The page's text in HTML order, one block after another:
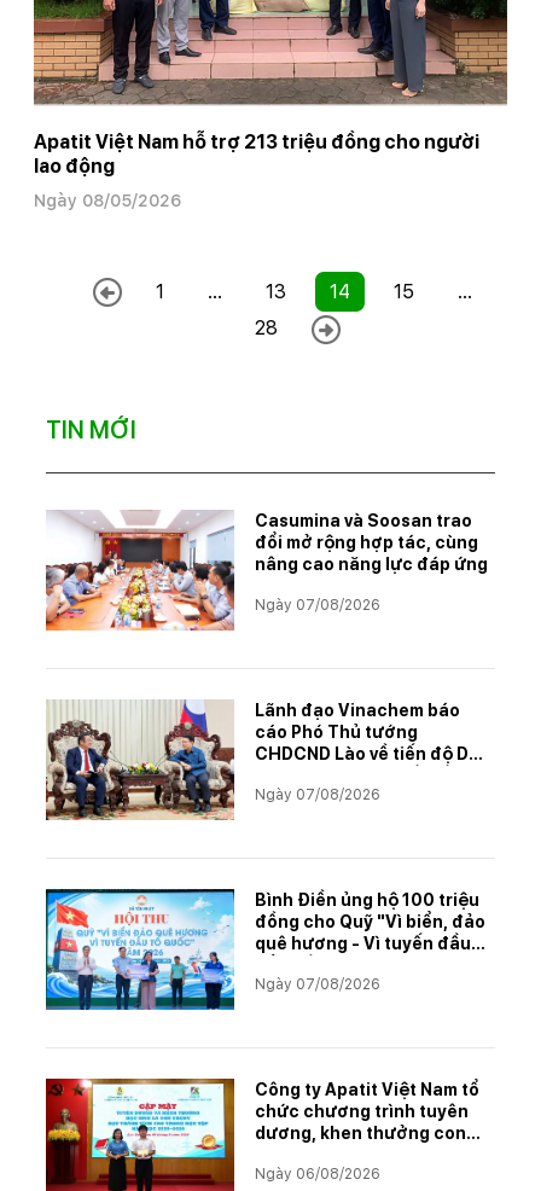
Apatit Việt Nam hỗ trợ 213 triệu đồng cho người
lao động
Ngày 08/05/2026
1 ... 13 14 15
...
28
TIN MỚI
Casumina và Soosan trao
đổi mở rộng hợp tác, cùng
nâng cao năng lực đáp ứng
Ngày 07/08/2026
Lãnh đạo Vinachem báo
cáo Phó Thủ tướng
CHDCND Lào về tiến độ Dự
muối mỏ Kali
Ngày 07/08/2026
Bình Điền ủng hộ 100 triệu
đồng cho Quỹ "Vì biển, đảo
quê hương - Vì tuyến đầu
Ngày 07/08/2026
Công ty Apatit Việt Nam tổ
chức chương trình tuyên
dương, khen thưởng con
học tập xuất sắc năm học
Ngày 06/08/2026